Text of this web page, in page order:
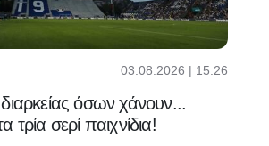
03.08.2026 | 15:26
όσων χάνουν...
τρία σερί παιχνίδια!